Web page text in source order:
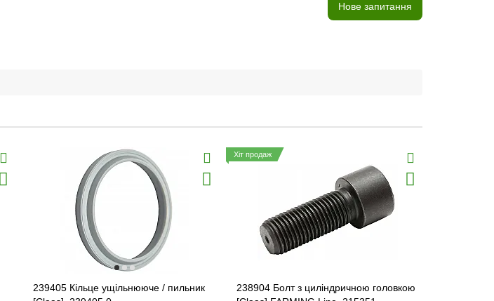
Нове запитання
239405 Кільце ущільнююче / пильник
Хіт продаж
238904 Болт з циліндричною головкою